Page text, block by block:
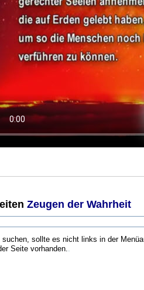
Zeugen der Wahrheit
suchen, sollte es nicht links in der
Seite vorhanden..